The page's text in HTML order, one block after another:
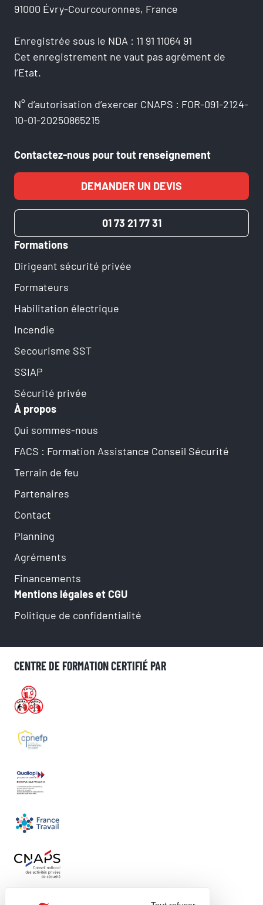
91000 Évry-Courcouronnes, France
Enregistrée sous le NDA : 11 91 11064 91
Cet enregistrement ne vaut pas agrément de
l’Etat.
N° d’autorisation d’exercer CNAPS : FOR-091-2124-
10-01-20250865215
Contactez-nous pour tout renseignement
DEMANDER UN DEVIS
01 73 21 77 31
Formations
Dirigeant sécurité privée
Formateurs
Habilitation électrique
Incendie
Secourisme SST
SSIAP
Sécurité privée
À propos
Qui sommes-nous
FACS : Formation Assistance Conseil Sécurité
Terrain de feu
Partenaires
Contact
Planning
Agréments
Financements
Mentions légales et CGU
Politique de confidentialité
CENTRE DE FORMATION CERTIFIÉ PAR